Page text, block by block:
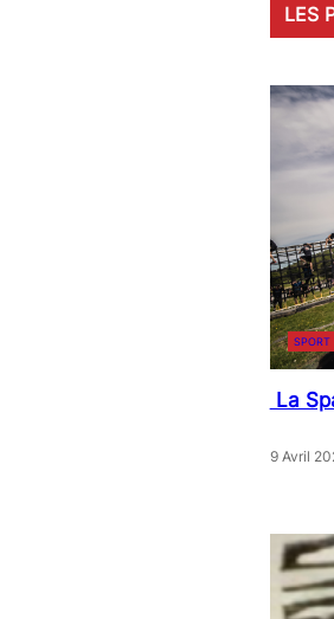
LES
SPORT
La
9 Avril